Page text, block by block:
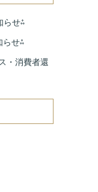
らせ⁂
らせ⁂
・消費者還